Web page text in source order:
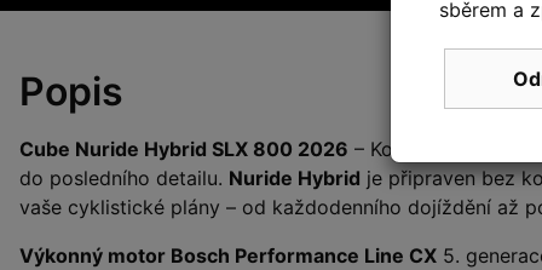
Popis
Cube Nuride Hybrid SLX 800 2026 – Komfort,
do posledního detailu. Nuride Hybrid je připraven bez
vaše cyklistické plány – od každodenního dojíždění až
Výkonný motor Bosch Performance Line CX 5.
sběrem a